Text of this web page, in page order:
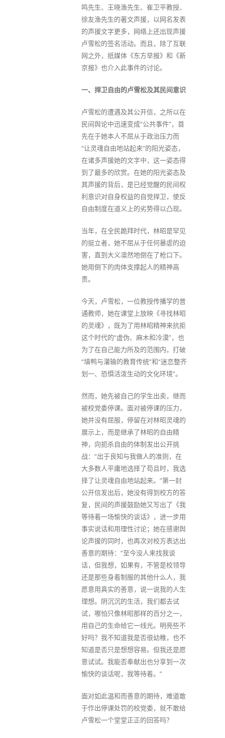
鸣先生、王晓渔先生、崔卫平教授、
徐友渔先生的著文声援，以网名发表
的声援文字更多，网络上还出现声援
卢雪松的签名活动。而且，除了互联
网之外，纸媒体《东方早报》和《新
京报》也介入此事件的讨论。
一、捍卫自由的卢雪松及其民间意识
卢雪松的遭遇及其公开信，之所以在
民间舆论中迅速变成“公共事件”，首
先在于她本人不屈从于政治压力而
“让灵魂自由地站起来”的阳光姿态，
在诸多声援她的文字中，这一姿态得
到了最多的欣赏。在她的阳光姿态及
其声援的背后，是已经觉醒的民间权
利意识对自身权益的自觉捍卫，使反
自由制度在道义上的劣势得以凸现。
当年，在全民跪拜时代，林昭是罕见
的挺立者，她不屈从于任何暴虐的迫
害，直到大义凛然地倒在了枪口下。
她用倒下的肉体支撑起人的精神高
贵。
今天，卢雪松，一位教授传播学的普
通教师，她在课堂上放映《寻找林昭
的灵魂》，既为了用林昭精神来抗拒
这个时代的“虚伪、麻木和冷漠”，也
为了在自己能力所及的范围内，打破
“填鸭与灌输的教育传统”和“迷恋整齐
划一、恐惧活泼生动的文化环境”。
然而，她先被自己的学生出卖，继而
被校党委停课。面对被停课的压力，
她并没有屈服，停留在对林昭灵魂的
展示上，而是继承了林昭的自由精
神，向扼杀自由的体制发出公开挑
战：“出于良知与我做人的准则，在
大多数人平庸地选择了苟且时，我选
择了让灵魂自由地站起来。”第一封
公开信发出后，她没有得到校方的答
复，民间的声援鼓励她又写出了《我
等待着一场愉快的谈话》，进一步用
事实说话和用理性讨论；她在感谢舆
论声援的同时，也再次对校方表达出
善意的期待：“至今没人来找我谈
话，但我想，如果有，不管是校领导
还是那些身着制服的其他什么人，我
愿意用真实的善意，说一说我的人生
理想。阴沉沉的生活，我们都去试
试，哪怕只像林昭那样的百分之一，
用自己的生命给它一线光。明亮些不
好吗？我不知道我是否很幼稚，也不
知道是否只是想想容易。但我还是愿
意试试。我能否奉献出也分享到一次
愉快的谈话呢，我等待着。”
面对如此温和而善意的期待，难道敢
于作出停课处罚的校党委，就不敢给
卢雪松一个堂堂正正的回答吗？